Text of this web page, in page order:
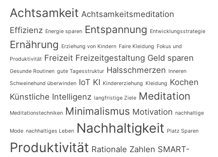
Achtsamkeit Achtsamkeitsmeditation
Effizienz Energie sparen Entspannung Entwicklungsstrategie
Ernährung Erziehung von Kindern Faire Kleidung Fokus und
Produktivität Freizeit Freizeitgestaltung Geld sparen
Gesunde Routinen gute Tagesstruktur Halsschmerzen Inneren
Schweinehund überwinden IoT KI Kindererziehung Kleidung Kochen
Künstliche Intelligenz langfristige Ziele Meditation
Meditationstechniken Minimalismus Motivation nachhaltige
Mode nachhaltiges Leben Nachhaltigkeit Platz Sparen
Produktivität Rationale Zahlen SMART-